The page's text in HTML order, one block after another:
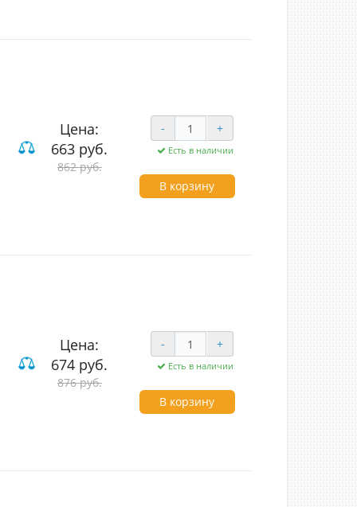
проходные
Цена:
663 руб.
862 руб.
- +
Есть в наличии
В корзину
Цена:
674 руб.
876 руб.
- +
Есть в наличии
В корзину